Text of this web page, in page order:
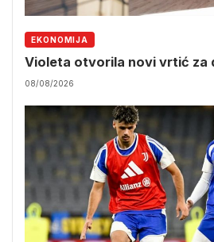
EKONOMIJA
Violeta otvorila novi vrtić za
08/08/2026